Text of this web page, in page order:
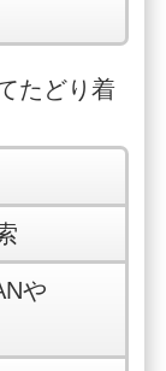
たどり着
や